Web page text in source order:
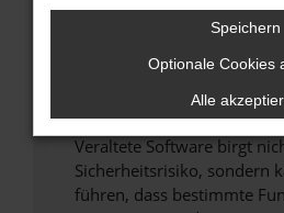
Das kann manchmal
Probleme zu beheben.
Stelle sicher, dass dein
Betriebssystem auf dem
sind.
Veraltete Software birgt
Sicherheitsrisiko, sondern
führen, dass bestimmte
Speichern
Optionale Cookies
Alle